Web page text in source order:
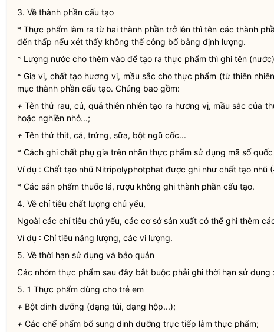
3. Về thành phần cấu tạo
* Thực phẩm làm ra từ hai thành phần trở lên thì tên các thành
đến thấp nếu xét thấy không thể công bố bằng định lượng.
* Lượng nước cho thêm vào để tạo ra thực phẩm thì ghi tên
* Gia vị, chất tạo hương vị, mầu sắc cho thực phẩm (từ thiên
mục thành phần cấu tạo. Chúng bao gồm:
+Tên thứ rau, củ, quả thiên nhiên tạo ra hương vị, mầu sắc của
hoặc nghiền nhỏ...;
+ Tên thứ thịt, cá, trứng, sữa, bột ngũ cốc...
* Cách ghi chất phụ gia trên nhãn thực phẩm sử dụng mã số
Ví dụ : Chất tạo nhũ Nitripolyphotphat được ghi như chất tạo nhũ
* Các sản phẩm thuốc lá, rượu không ghi thành phần cấu tạo.
4. Về chỉ tiêu chất lượng chủ yếu,
Ngoài các chỉ tiêu chủ yếu, các cơ sở sản xuất có thể ghi thêm
Ví dụ : Chỉ tiêu năng lượng, các vi lượng.
5. Về thời hạn sử dụng và bảo quản
Các nhóm thực phẩm sau đây bắt buộc phải ghi thời hạn sử dụng :
5. 1 Thực phẩm dùng cho trẻ em
+ Bột dinh dưỡng (dạng túi, dạng hộp...);
+ Các chế phẩm bổ sung dinh dưỡng trực tiếp làm thực phẩm;